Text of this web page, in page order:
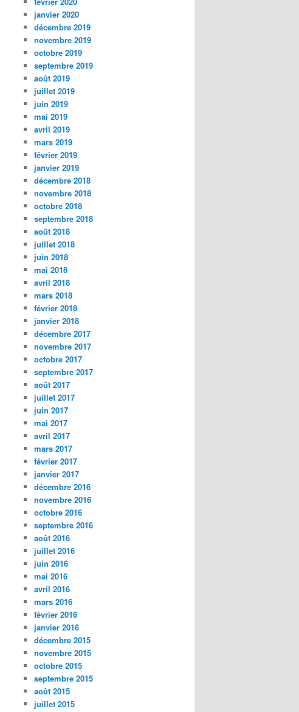
janvier 2020
décembre 2019
novembre 2019
octobre 2019
septembre 2019
août 2019
juillet 2019
juin 2019
mai 2019
avril 2019
mars 2019
février 2019
janvier 2019
décembre 2018
novembre 2018
octobre 2018
septembre 2018
août 2018
juillet 2018
juin 2018
mai 2018
avril 2018
mars 2018
février 2018
janvier 2018
décembre 2017
novembre 2017
octobre 2017
septembre 2017
août 2017
juillet 2017
juin 2017
mai 2017
avril 2017
mars 2017
février 2017
janvier 2017
décembre 2016
novembre 2016
octobre 2016
septembre 2016
août 2016
juillet 2016
juin 2016
mai 2016
avril 2016
mars 2016
février 2016
janvier 2016
décembre 2015
novembre 2015
octobre 2015
septembre 2015
août 2015
juillet 2015